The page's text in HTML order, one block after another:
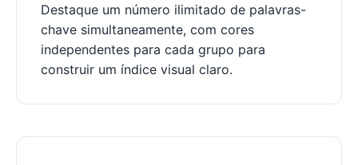
Destaque um número ilimitado de palavras-
chave simultaneamente, com cores
independentes para cada grupo para
construir um índice visual claro.